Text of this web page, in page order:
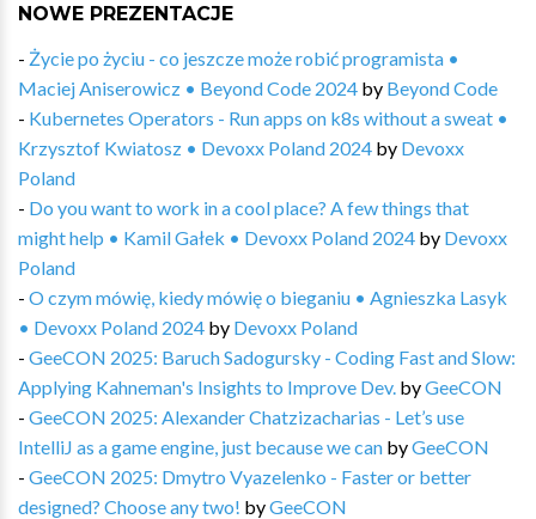
NOWE PREZENTACJE
- Życie po życiu - co jeszcze może robić programista •
Maciej Aniserowicz • Beyond Code 2024 by Beyond Code
- Kubernetes Operators​ - Run apps on k8s without a sweat •
Krzysztof Kwiatosz • Devoxx Poland 2024 by Devoxx
Poland
- Do you want to work in a cool place? A few things that
might help • Kamil Gałek • Devoxx Poland 2024 by Devoxx
Poland
- O czym mówię, kiedy mówię o bieganiu • Agnieszka Lasyk
• Devoxx Poland 2024 by Devoxx Poland
- GeeCON 2025: Baruch Sadogursky - Coding Fast and Slow:
Applying Kahneman's Insights to Improve Dev. byGeeCON
- GeeCON 2025: Alexander Chatzizacharias - Let’s use
IntelliJ as a game engine, just because we can byGeeCON
- GeeCON 2025: Dmytro Vyazelenko - Faster or better
designed? Choose any two! byGeeCON